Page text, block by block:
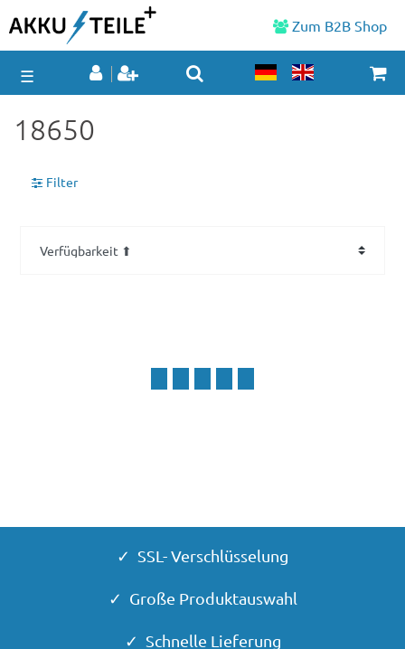
Zum B2B Shop
☰
18650
Filter
✓ SSL- Verschlüsselung
✓ Große Produktauswahl
✓ Schnelle Lieferung